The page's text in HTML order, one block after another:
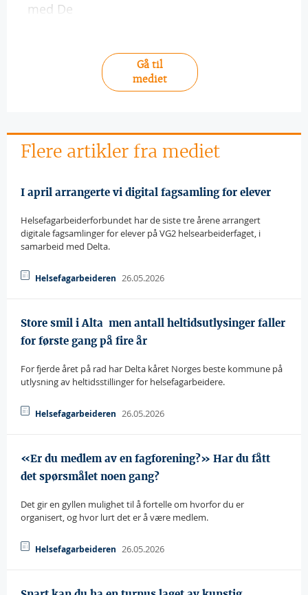
med De
Gå til
mediet
Flere artikler fra mediet
I april arrangerte vi digital fagsamling for elever
Helsefagarbeiderforbundet har de siste tre årene arrangert
digitale fagsamlinger for elever på VG2 helsearbeiderfaget, i
samarbeid med Delta.
Helsefagarbeideren 26.05.2026
Store smil i Alta  men antall heltidsutlysinger faller
for første gang på fire år
For fjerde året på rad har Delta kåret Norges beste kommune på
utlysning av heltidsstillinger for helsefagarbeidere.
Helsefagarbeideren 26.05.2026
«Er du medlem av en fagforening?» Har du fått
det spørsmålet noen gang?
Det gir en gyllen mulighet til å fortelle om hvorfor du er
organisert, og hvor lurt det er å være medlem.
Helsefagarbeideren 26.05.2026